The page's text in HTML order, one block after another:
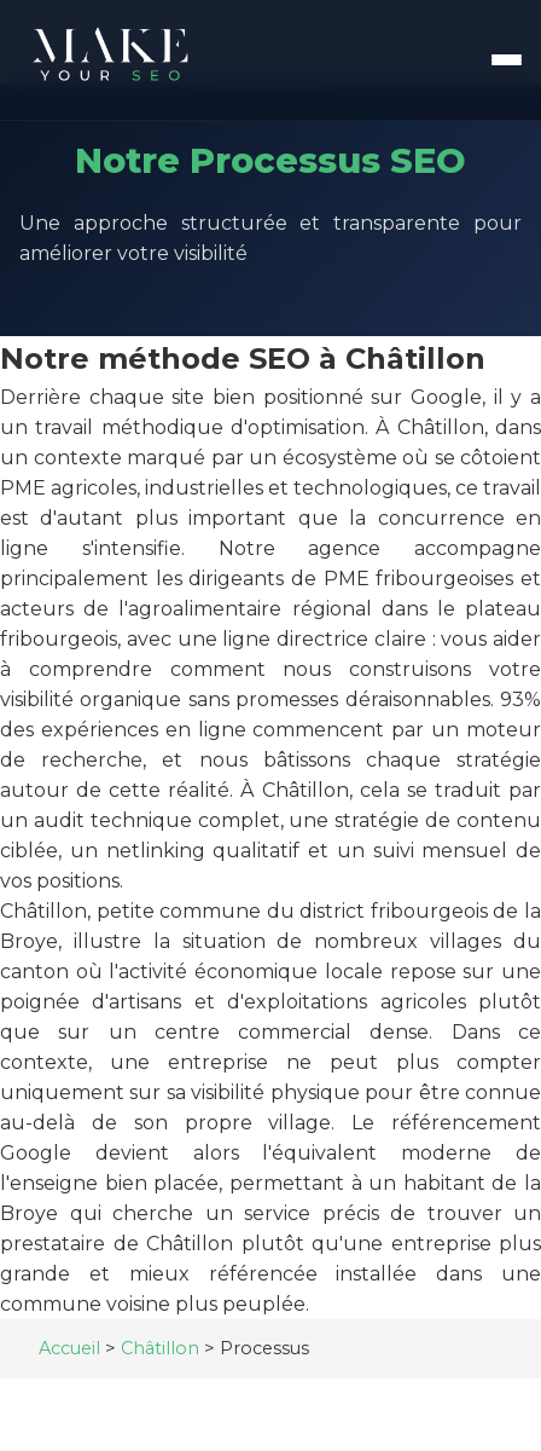
Notre Processus SEO
Une approche structurée et transparente pour
améliorer votre visibilité
Notre méthode SEO à Châtillon
Derrière chaque site bien positionné sur Google, il y a
un travail méthodique d'optimisation. À Châtillon, dans
un contexte marqué par un écosystème où se côtoient
PME agricoles, industrielles et technologiques, ce travail
est d'autant plus important que la concurrence en
ligne s'intensifie. Notre agence accompagne
principalement les dirigeants de PME fribourgeoises et
acteurs de l'agroalimentaire régional dans le plateau
fribourgeois, avec une ligne directrice claire : vous aider
à comprendre comment nous construisons votre
visibilité organique sans promesses déraisonnables. 93%
des expériences en ligne commencent par un moteur
de recherche, et nous bâtissons chaque stratégie
autour de cette réalité. À Châtillon, cela se traduit par
un audit technique complet, une stratégie de contenu
ciblée, un netlinking qualitatif et un suivi mensuel de
vos positions.
Châtillon, petite commune du district fribourgeois de la
Broye, illustre la situation de nombreux villages du
canton où l'activité économique locale repose sur une
poignée d'artisans et d'exploitations agricoles plutôt
que sur un centre commercial dense. Dans ce
contexte, une entreprise ne peut plus compter
uniquement sur sa visibilité physique pour être connue
au-delà de son propre village. Le référencement
Google devient alors l'équivalent moderne de
l'enseigne bien placée, permettant à un habitant de la
Broye qui cherche un service précis de trouver un
prestataire de Châtillon plutôt qu'une entreprise plus
grande et mieux référencée installée dans une
commune voisine plus peuplée.
Accueil > Châtillon > Processus